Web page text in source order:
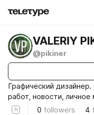
VALERIY
@pikiner
Графический
работ, новости, личное
0 followers 4